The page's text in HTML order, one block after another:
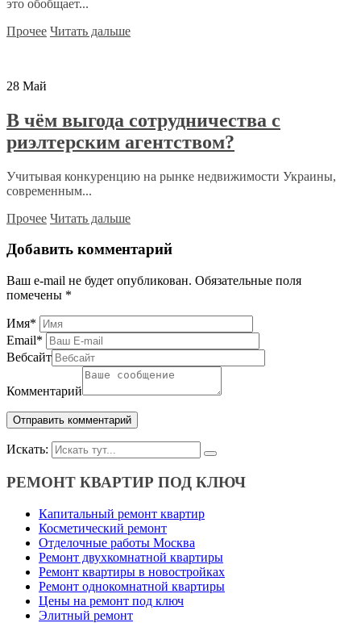
это обобщает...
Прочее Читать дальше
28 Май
В чём выгода сотрудничества с
риэлтерским агентством?
Учитывая конкуренцию на рынке недвижимости Украины,
современным...
Прочее Читать дальше
Добавить комментарий
Ваш e-mail не будет опубликован. Обязательные поля
помечены *
Имя*
Email*
Вебсайт
Комментарий
Искать:
РЕМОНТ КВАРТИР ПОД КЛЮЧ
Капитальный ремонт квартир
Косметический ремонт
Отделочные работы Москва
Ремонт двухкомнатной квартиры
Ремонт квартиры в новостройках
Ремонт однокомнатной квартиры
Цены на ремонт под ключ
Элитный ремонт